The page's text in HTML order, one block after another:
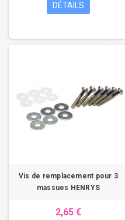
DÉTAILS
Vis de remplacement pour 3
massues HENRYS
2,65 €